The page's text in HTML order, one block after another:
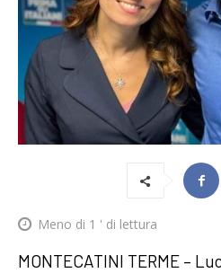
Meno di 1 ' di lettura
MONTECATINI TERME –